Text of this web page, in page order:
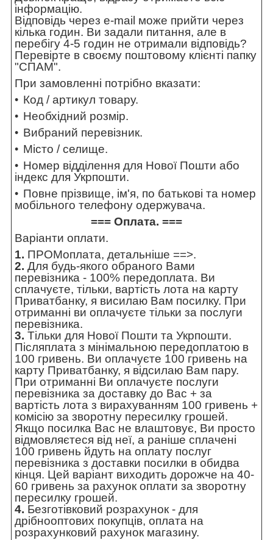
інформацію.
Відповідь через e-mail може прийти через
кілька годин. Ви задали питання, але в
перебігу 4-5 годин не отримали відповідь?
Перевірте в своєму поштовому клієнті папку
"СПАМ".
При замовленні потрібно вказати:
Код / артикул товару.
Необхідний розмір.
Вибраний перевізник.
Місто / селище.
Номер відділення для Нової Пошти або
індекс для Укрпошти.
Повне прізвище, ім'я, по батькові та номер
мобільного телефону одержувача.
=== Оплата. ===
Варіанти оплати.
1. ПРОМоплата, детальніше ==>.
2. Для будь-якого обраного Вами
перевізника - 100% передоплата. Ви
сплачуєте, тільки, вартість лота на карту
Приватбанку, я висилаю Вам посилку. При
отриманні ви оплачуєте тільки за послуги
перевізника.
3. Тільки для Нової Пошти та Укрпошти.
Післяплата з мінімальною передоплатою в
100 гривень. Ви оплачуєте 100 гривень на
карту Приватбанку, я відсилаю Вам пару.
При отриманні Ви оплачуєте послуги
перевізника за доставку до Вас + за
вартість лота з вирахуванням 100 гривень +
комісію за зворотну пересилку грошей.
Якщо посилка Вас не влаштовує, Ви просто
відмовляєтеся від неї, а раніше сплачені
100 гривень йдуть на оплату послуг
перевізника з доставки посилки в обидва
кінця. Цей варіант виходить дорожче на 40-
60 гривень за рахунок оплати за зворотну
пересилку грошей.
4. Безготівковий розрахунок - для
дрібнооптових покупців, оплата на
розрахунковий рахунок магазину.